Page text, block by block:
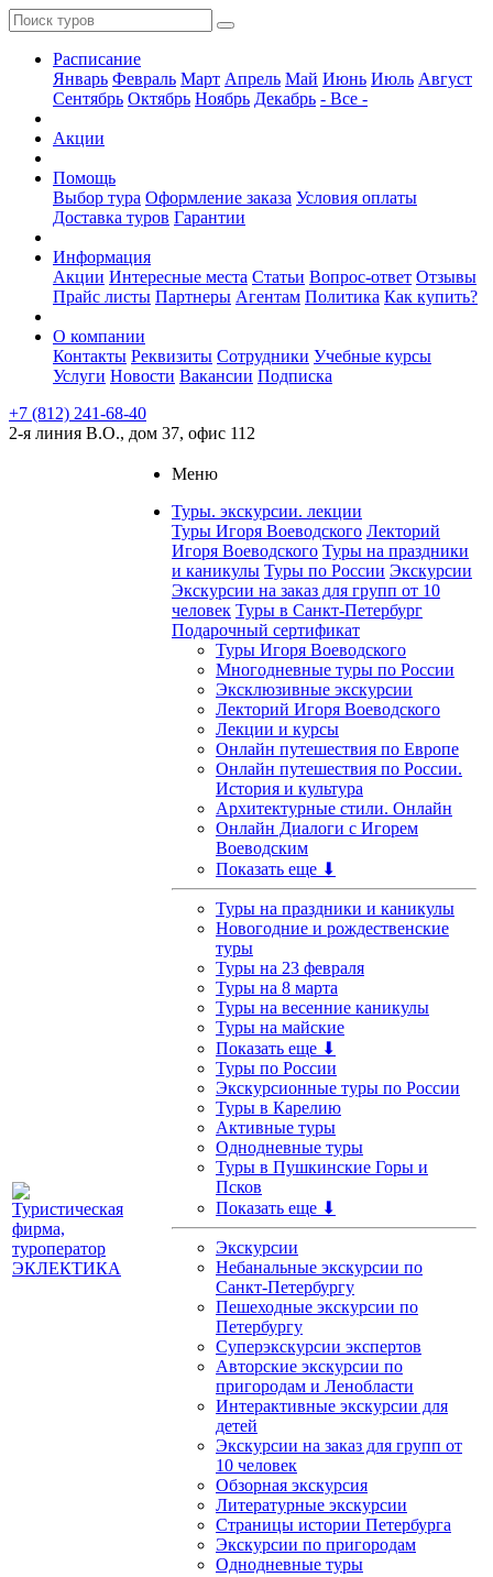
Расписание
Январь Февраль Март Апрель Май Июнь Июль Август
Сентябрь Октябрь Ноябрь Декабрь - Все -
Акции
Помощь
Выбор тура Оформление заказа Условия оплаты
Доставка туров Гарантии
Информация
Акции Интересные места Статьи Вопрос-ответ Отзывы
Прайс листы Партнеры Агентам Политика Как купить?
О компании
Контакты Реквизиты Сотрудники Учебные курсы
Услуги Новости Вакансии Подписка
+7 (812) 241-68-40
2-я линия В.О., дом 37, офис 112
Меню
Туры. экскурсии. лекции
Туры Игоря Воеводского Лекторий
Игоря Воеводского Туры на праздники
и каникулы Туры по России Экскурсии
Экскурсии на заказ для групп от 10
человек Туры в Санкт-Петербург
Подарочный сертификат
Туры Игоря Воеводского
Многодневные туры по России
Эксклюзивные экскурсии
Лекторий Игоря Воеводского
Лекции и курсы
Онлайн путешествия по Европе
Онлайн путешествия по России.
История и культура
Архитектурные стили. Онлайн
Онлайн Диалоги с Игорем
Воеводским
Показать еще ⬇
Туры на праздники и каникулы
Новогодние и рождественские
туры
Туры на 23 февраля
Туры на 8 марта
Туры на весенние каникулы
Туры на майские
Показать еще ⬇
Туры по России
Экскурсионные туры по России
Туры в Карелию
Активные туры
Однодневные туры
Туры в Пушкинские Горы и
Псков
Показать еще ⬇
Экскурсии
Небанальные экскурсии по
Санкт-Петербургу
Пешеходные экскурсии по
Петербургу
Суперэкскурсии экспертов
Авторские экскурсии по
пригородам и Ленобласти
Интерактивные экскурсии для
детей
Экскурсии на заказ для групп от
10 человек
Обзорная экскурсия
Литературные экскурсии
Страницы истории Петербурга
Экскурсии по пригородам
Однодневные туры